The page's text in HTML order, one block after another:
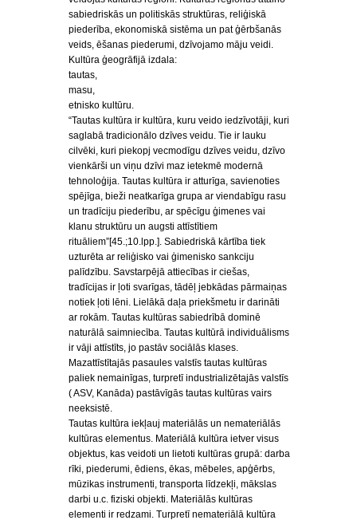
sabiedriskās un politiskās struktūras, reliģiskā
piederība, ekonomiskā sistēma un pat ģērbšanās
veids, ēšanas piederumi, dzīvojamo māju veidi.
Kultūra ģeogrāfijā izdala:
tautas,
masu,
etnisko kultūru.
“Tautas kultūra ir kultūra, kuru veido iedzīvotāji, kuri
saglabā tradicionālo dzīves veidu. Tie ir lauku
cilvēki, kuri piekopj vecmodīgu dzīves veidu, dzīvo
vienkārši un viņu dzīvi maz ietekmē modernā
tehnoloģija. Tautas kultūra ir atturīga, savienoties
spējīga, bieži neatkarīga grupa ar viendabīgu rasu
un tradīciju piederību, ar spēcīgu ģimenes vai
klanu struktūru un augsti attīstītiem
rituāliem”[45.;10.lpp.]. Sabiedriskā kārtība tiek
uzturēta ar reliģisko vai ģimenisko sankciju
palīdzību. Savstarpējā attiecības ir ciešas,
tradīcijas ir ļoti svarīgas, tādēļ jebkādas pārmaiņas
notiek ļoti lēni. Lielākā daļa priekšmetu ir darināti
ar rokām. Tautas kultūras sabiedrībā dominē
naturālā saimniecība. Tautas kultūrā individuālisms
ir vāji attīstīts, jo pastāv sociālās klases.
Mazattīstītajās pasaules valstīs tautas kultūras
paliek nemainīgas, turpretī industrializētajās valstīs
( ASV, Kanāda) pastāvīgās tautas kultūras vairs
neeksistē.
Tautas kultūra iekļauj materiālās un nemateriālās
kultūras elementus. Materiālā kultūra ietver visus
objektus, kas veidoti un lietoti kultūras grupā: darba
rīki, piederumi, ēdiens, ēkas, mēbeles, apģērbs,
mūzikas instrumenti, transporta līdzekļi, mākslas
darbi u.c. fiziski objekti. Materiālās kultūras
elementi ir redzami. Turpretī nemateriālā kultūra